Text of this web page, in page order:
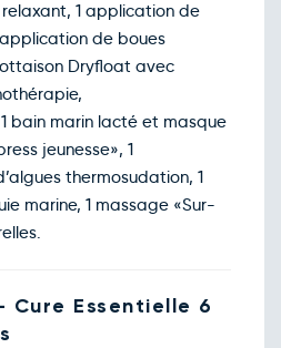
1 application de
application de boues
Dryfloat avec
1 bain marin lacté et masque
jeunesse», 1
thermosudation, 1
marine, 1 massage «Sur-
Cure Essentielle 6